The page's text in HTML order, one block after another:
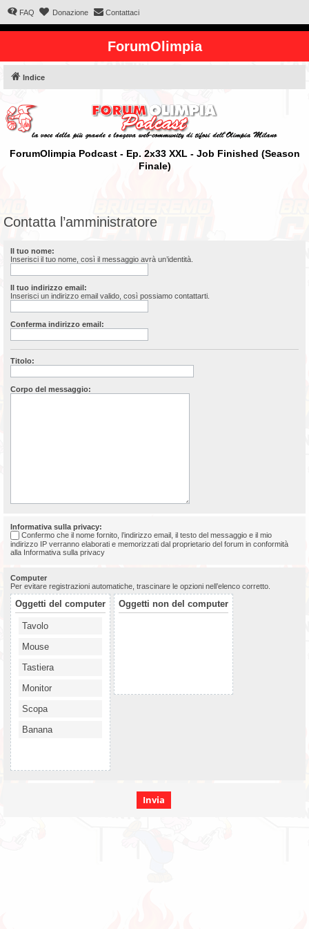
FAQ Donazione Contattaci
ForumOlimpia
Indice
ForumOlimpia Podcast - Ep. 2x33 XXL - Job Finished (Season
Finale)
Contatta l’amministratore
Il tuo nome:
Inserisci il tuo nome, così il messaggio avrà un’identità.
Il tuo indirizzo email:
Inserisci un indirizzo email valido, così possiamo contattarti.
Conferma indirizzo email:
Titolo:
Corpo del messaggio:
Informativa sulla privacy:
Confermo che il nome fornito, l’indirizzo email, il testo del messaggio e il mio
indirizzo IP verranno elaborati e memorizzati dal proprietario del forum in conformità
alla Informativa sulla privacy
Computer
Per evitare registrazioni automatiche, trascinare le opzioni nell’elenco corretto.
Oggetti del computer
Tavolo
Mouse
Tastiera
Monitor
Scopa
Banana
Oggetti non del computer